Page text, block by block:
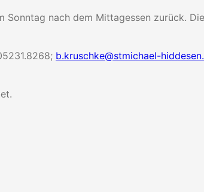
nach dem Mittagessen zurück.
b.kruschke@stmichael-